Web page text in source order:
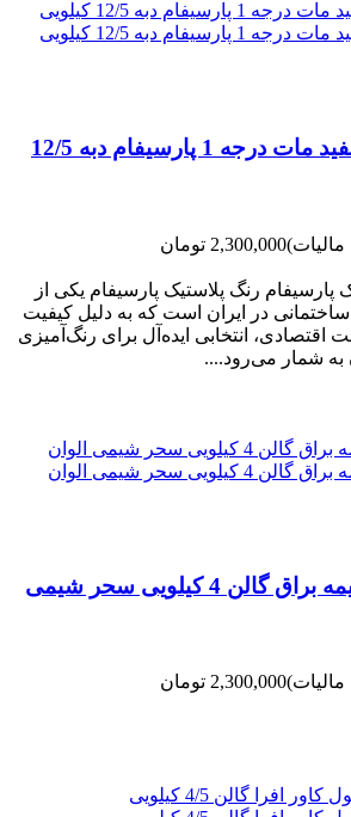
رنگ نیم پلاستیک سفید مات درجه 1 پارسیفام دبه 12/5
2,300,000 تومان
پارسیفام رنگ پلاستیک پارسیفام یکی از
در ایران است که به دلیل کیفیت
اقتصادی، انتخابی ایده‌آل برای رنگ‌آمیزی
شمار می‌رود....
رنگ روغنی سفید نیمه براق گالن 4 کیلویی سحر شیمی
2,300,000 تومان